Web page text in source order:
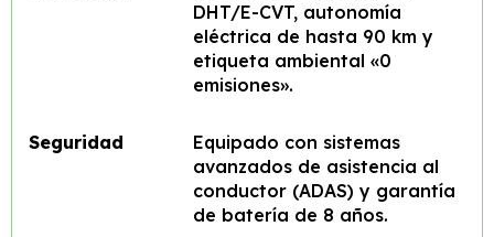
DHT/E-CVT, autonomía
eléctrica de hasta 90 km y
etiqueta ambiental «0
emisiones».
Seguridad
Equipado con sistemas
avanzados de asistencia al
conductor (ADAS) y garantía
de batería de 8 años.